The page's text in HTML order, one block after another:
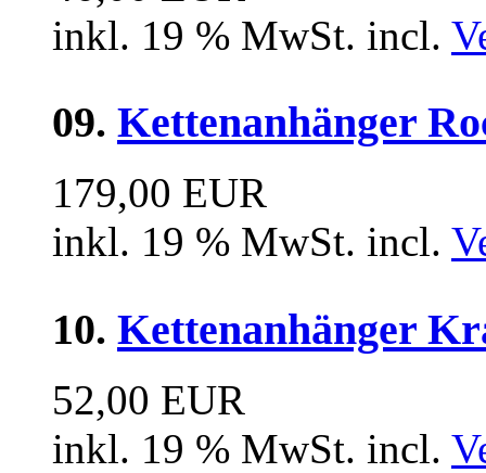
inkl. 19 % MwSt. incl.
09. Kettenanhänger
179,00 EUR
inkl. 19 % MwSt. incl.
10. Kettenanhänger
52,00 EUR
inkl. 19 % MwSt. incl.